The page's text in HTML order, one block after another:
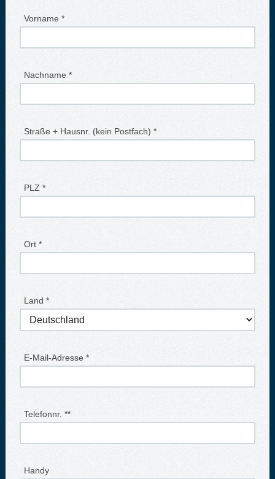
Vorname *
Nachname *
Straße + Hausnr. (kein Postfach) *
PLZ *
Ort *
Land *
E-Mail-Adresse *
Telefonnr. **
Handy